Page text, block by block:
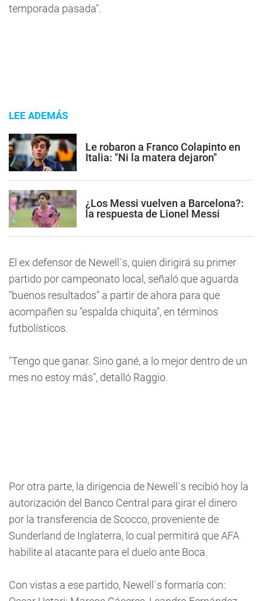
temporada pasada".
LEE ADEMÁS
Le robaron a Franco Colapinto en
Italia: "Ni la matera dejaron"
¿Los Messi vuelven a Barcelona?:
la respuesta de Lionel Messi
El ex defensor de Newell`s, quien dirigirá su primer
partido por campeonato local, señaló que aguarda
"buenos resultados" a partir de ahora para que
acompañen su "espalda chiquita", en términos
futbolísticos.
"Tengo que ganar. Sino gané, a lo mejor dentro de un
mes no estoy más", detalló Raggio.
Por otra parte, la dirigencia de Newell`s recibió hoy la
autorización del Banco Central para girar el dinero
por la transferencia de Scocco, proveniente de
Sunderland de Inglaterra, lo cual permitirá que AFA
habilite al atacante para el duelo ante Boca.
Con vistas a ese partido, Newell`s formaría con: